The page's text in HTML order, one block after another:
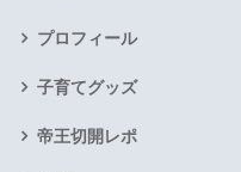
プロフィール
子育てグッズ
帝王切開レポ